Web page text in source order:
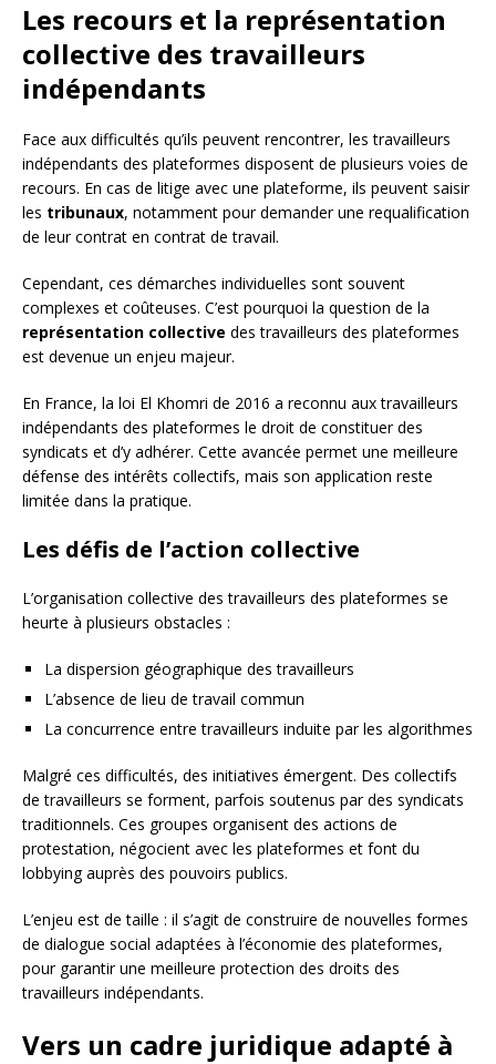
Les recours et la représentation
collective des travailleurs
indépendants
Face aux difficultés qu’ils peuvent rencontrer, les travailleurs
indépendants des plateformes disposent de plusieurs voies de
recours. En cas de litige avec une plateforme, ils peuvent saisir
les tribunaux, notamment pour demander une requalification
de leur contrat en contrat de travail.
Cependant, ces démarches individuelles sont souvent
complexes et coûteuses. C’est pourquoi la question de la
représentation collective des travailleurs des plateformes
est devenue un enjeu majeur.
En France, la loi El Khomri de 2016 a reconnu aux travailleurs
indépendants des plateformes le droit de constituer des
syndicats et d’y adhérer. Cette avancée permet une meilleure
défense des intérêts collectifs, mais son application reste
limitée dans la pratique.
Les défis de l’action collective
L’organisation collective des travailleurs des plateformes se
heurte à plusieurs obstacles :
La dispersion géographique des travailleurs
L’absence de lieu de travail commun
La concurrence entre travailleurs induite par les algorithmes
Malgré ces difficultés, des initiatives émergent. Des collectifs
de travailleurs se forment, parfois soutenus par des syndicats
traditionnels. Ces groupes organisent des actions de
protestation, négocient avec les plateformes et font du
lobbying auprès des pouvoirs publics.
L’enjeu est de taille : il s’agit de construire de nouvelles formes
de dialogue social adaptées à l’économie des plateformes,
pour garantir une meilleure protection des droits des
travailleurs indépendants.
Vers un cadre juridique adapté à